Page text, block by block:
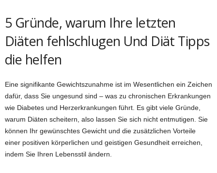
5 Gründe, warum Ihre letzten
Diäten fehlschlugen Und Diät Tipps
die helfen
Eine signifikante Gewichtszunahme ist im Wesentlichen ein Zeichen
dafür, dass Sie ungesund sind – was zu chronischen Erkrankungen
wie Diabetes und Herzerkrankungen führt. Es gibt viele Gründe,
warum Diäten scheitern, also lassen Sie sich nicht entmutigen. Sie
können Ihr gewünschtes Gewicht und die zusätzlichen Vorteile
einer positiven körperlichen und geistigen Gesundheit erreichen,
indem Sie Ihren Lebensstil ändern.